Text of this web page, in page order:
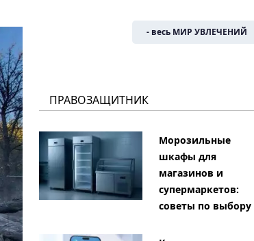
- весь МИР УВЛЕЧЕНИЙ
ПРАВОЗАЩИТНИК
Морозильные
шкафы для
магазинов и
супермаркетов:
советы по выбору